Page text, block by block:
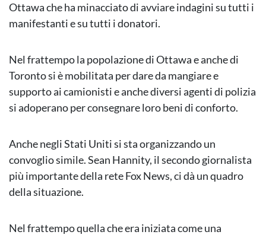
Ottawa che ha minacciato di avviare indagini su tutti i
manifestanti e su tutti i donatori.
Nel frattempo la popolazione di Ottawa e anche di
Toronto si è mobilitata per dare da mangiare e
supporto ai camionisti e anche diversi agenti di polizia
si adoperano per consegnare loro beni di conforto.
Anche negli Stati Uniti si sta organizzando un
convoglio simile. Sean Hannity, il secondo giornalista
più importante della rete Fox News, ci dà un quadro
della situazione.
Nel frattempo quella che era iniziata come una